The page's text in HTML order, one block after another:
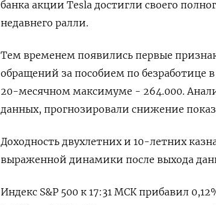
банка акции Tesla достигли своего
недавнего ралли.
Тем временем появились первые
обращений за пособием по безработице
20-месячном максимуме - 264.000.
данных, прогнозировали снижение
Доходность двухлетних и 10-летних
выраженной динамики после выхода
Индекс S&P 500 к 17:31 МСК прибавил